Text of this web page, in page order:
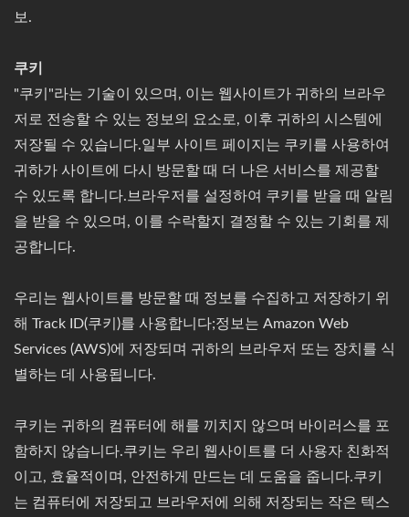
보.
쿠키
"쿠키"라는 기술이 있으며, 이는 웹사이트가 귀하의 브라우
저로 전송할 수 있는 정보의 요소로, 이후 귀하의 시스템에
저장될 수 있습니다.일부 사이트 페이지는 쿠키를 사용하여
귀하가 사이트에 다시 방문할 때 더 나은 서비스를 제공할
수 있도록 합니다.브라우저를 설정하여 쿠키를 받을 때 알림
을 받을 수 있으며, 이를 수락할지 결정할 수 있는 기회를 제
공합니다.
우리는 웹사이트를 방문할 때 정보를 수집하고 저장하기 위
해 Track ID(쿠키)를 사용합니다;정보는 Amazon Web
Services (AWS)에 저장되며 귀하의 브라우저 또는 장치를 식
별하는 데 사용됩니다.
쿠키는 귀하의 컴퓨터에 해를 끼치지 않으며 바이러스를 포
함하지 않습니다.쿠키는 우리 웹사이트를 더 사용자 친화적
이고, 효율적이며, 안전하게 만드는 데 도움을 줍니다.쿠키
는 컴퓨터에 저장되고 브라우저에 의해 저장되는 작은 텍스